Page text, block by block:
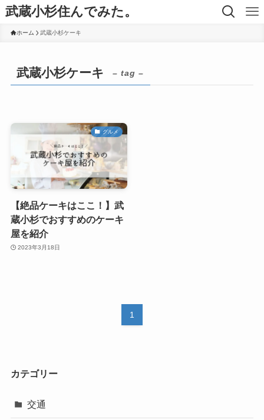
武蔵小杉住んでみた。
ホーム 武蔵小杉ケーキ
武蔵小杉ケーキ – tag –
グルメ
【絶品ケーキはここ！】武
蔵小杉でおすすめのケーキ
屋を紹介
2023年3月18日
1
カテゴリー
交通